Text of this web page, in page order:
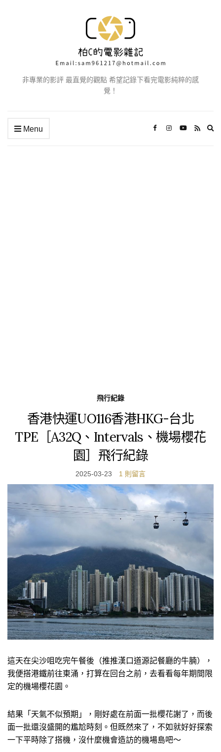
非專業的影評 最直覺的觀點 希望記錄下看完電影純粹的感
覺！
Menu
飛行紀錄
香港快運UO116香港HKG-台北
TPE［A32Q、Intervals、機場櫻花
園］飛行紀錄
2025-03-23 1 則留言
這天在尖沙咀吃完午餐後（推推漢口道源記餐廳的牛腩），
我便搭港鐵前往東涌，打算在回台之前，去看看每年期間限
定的機場櫻花園。
結果「天氣不似預期」，剛好處在前面一批櫻花謝了，而後
面一批還沒盛開的尷尬時刻。但既然來了，不如就好好探索
一下平時除了搭機，沒什麼機會造訪的機場島吧～